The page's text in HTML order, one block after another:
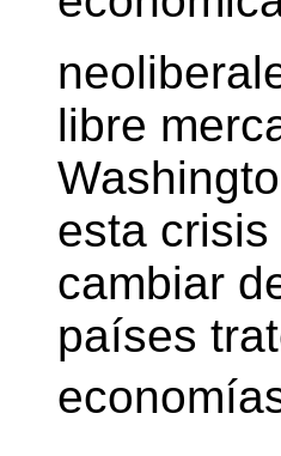
libre
esta
cambiar
países